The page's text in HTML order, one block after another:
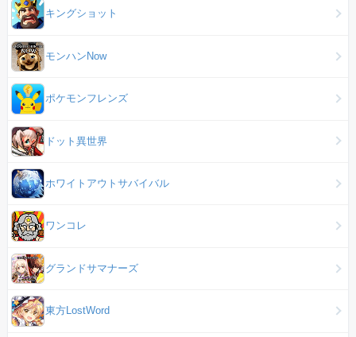
キングショット
モンハンNow
ポケモンフレンズ
ドット異世界
ホワイトアウトサバイバル
ワンコレ
グランドサマナーズ
東方LostWord